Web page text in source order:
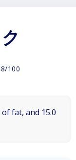
100
fat, and 15.0